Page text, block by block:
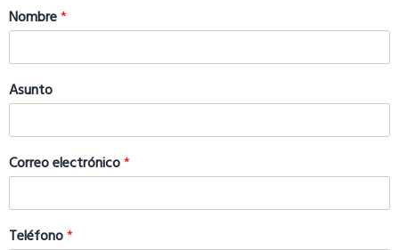
Nombre*
Asunto
Correo electrónico*
Teléfono*